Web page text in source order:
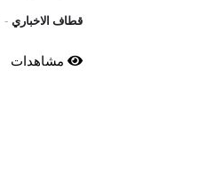
قطاف الاخباري -
مشاهدات